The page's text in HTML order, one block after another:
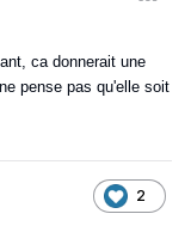
ca donnerait une
pense pas qu'elle soit
2